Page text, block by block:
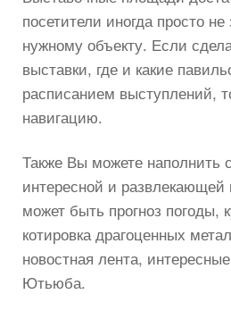
посетители иногда просто
нужному объекту. Если
выставки, где и какие
расписанием выступлений,
навигацию.
Также Вы можете наполнить
интересной и
может быть прогноз погоды,
котировка драгоценных
новостная лента,
Ютьюба.